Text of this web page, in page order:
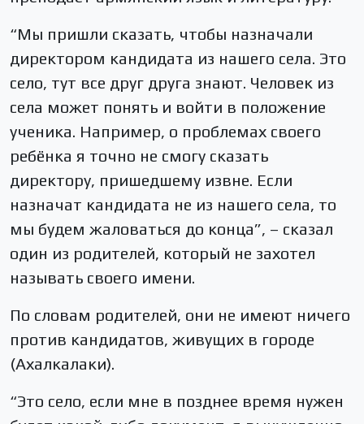
“Мы пришли сказать, чтобы назначали
директором кандидата из нашего села. Это
село, тут все друг друга знают. Человек из
села может понять и войти в положение
ученика. Например, о проблемах своего
ребёнка я точно не смогу сказать
директору, пришедшему извне. Если
назначат кандидата не из нашего села, то
мы будем жаловаться до конца”, – сказал
один из родителей, который не захотел
называть своего имени.
По словам родителей, они не имеют ничего
против кандидатов, живущих в городе
(Ахалкалаки).
“Это село, если мне в позднее время нужен